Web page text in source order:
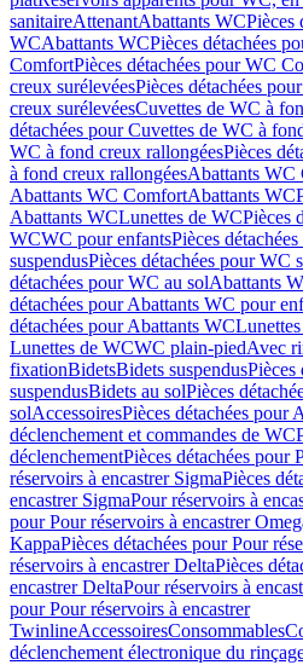
sanitaireAttenantAbattants WCPièces
WCAbattants WCPièces détachées
ComfortPièces détachées pour WC
creux surélevéesPièces détachées
creux surélevéesCuvettes de WC à
détachées pour Cuvettes de WC à
WC à fond creux rallongéesPièces
à fond creux rallongéesAbattants WC
Abattants WC ComfortAbattants WC
Abattants WCLunettes de WCPièces
WCWC pour enfantsPièces
suspendusPièces détachées pour WC
détachées pour WC au solAbattants
détachées pour Abattants WC pour
détachées pour Abattants WC
Lunettes de WCWC plain-piedAvec
fixationBidetsBidets suspendusPièces
suspendusBidets au solPièces
solAccessoiresPièces détachées pour
déclenchement et commandes de WC
déclenchementPièces détachées pour
réservoirs à encastrer SigmaPièces
encastrer SigmaPour réservoirs à
pour Pour réservoirs à encastrer
KappaPièces détachées pour Pour
réservoirs à encastrer DeltaPièces
encastrer DeltaPour réservoirs à
pour Pour réservoirs à encastrer
TwinlineAccessoiresConsommables
déclenchement électronique du